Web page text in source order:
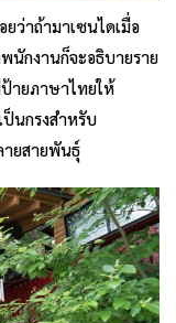
ว่าถ้ามาเซนไดเมื่อ
นักงานก็จะอธิบายราย
ป้ายภาษาไทยให้
นกรงสำหรับ
ายสายพันธุ์